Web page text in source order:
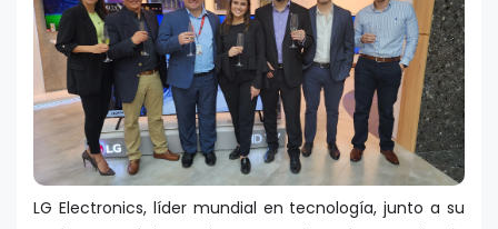
LG Electronics, líder mundial en tecnología, junto a su